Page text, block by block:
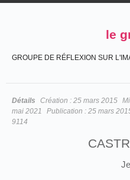
le
GROUPE DE RÉFLEXION SUR
Détails Création : 25 mars 2015
mai 2021
Publication : 25 mars
9114